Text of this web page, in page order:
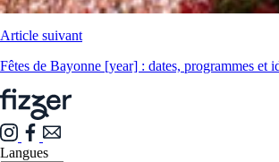
Article suivant
Fêtes de Bayonne [year] : dates, programmes et
Langues